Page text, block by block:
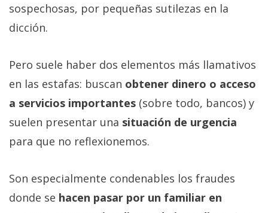
sospechosas, por pequeñas sutilezas en la
dicción.
Pero suele haber dos elementos más llamativos
en las estafas: buscan obtener dinero o acceso
a servicios importantes (sobre todo, bancos) y
suelen presentar una situación de urgencia
para que no reflexionemos.
Son especialmente condenables los fraudes
donde se hacen pasar por un familiar en